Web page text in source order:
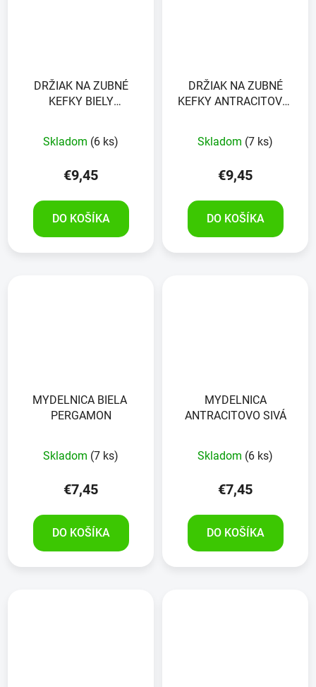
DRŽIAK NA ZUBNÉ
KEFKY BIELY
Skladom (6 ks)
€9,45
DO KOŠÍKA
DRŽIAK NA ZUBNÉ
KEFKY ANTRACITOVO-
Skladom (7 ks)
€9,45
DO KOŠÍKA
MYDELNICA BIELA ​​
PERGAMON
Skladom (7 ks)
€7,45
DO KOŠÍKA
MYDELNICA
ANTRACITOVO SIVÁ
Skladom (6 ks)
€7,45
DO KOŠÍKA